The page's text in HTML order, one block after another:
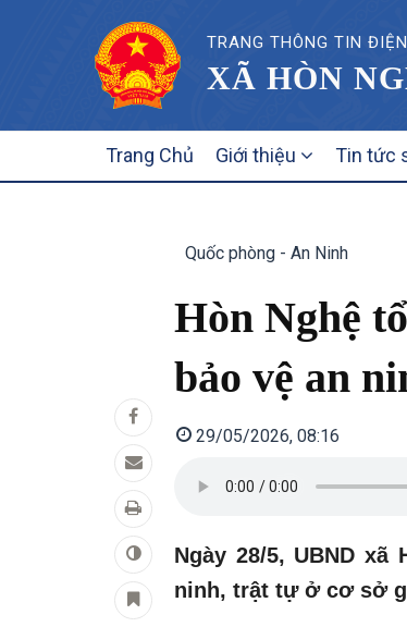
TRANG THÔNG TIN
XÃ HÒN
NAVIGATION
Trang Chủ Giới thiệu Tin tức
Quốc phòng - An Ninh
Hòn Nghệ
bảo vệ an
29/05/2026, 08:16
Ngày 28/5, UBND
ninh, trật tự ở cơ sở